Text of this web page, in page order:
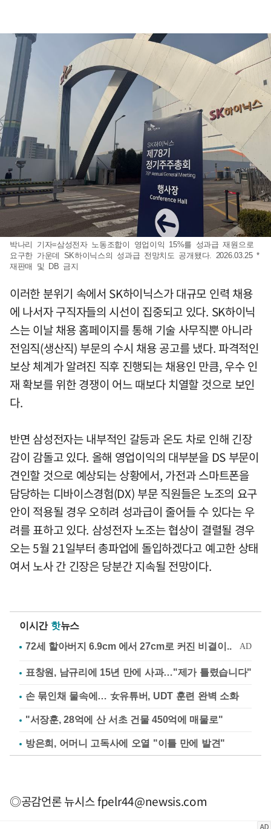
박나리 기자=삼성전자 노동조합이 영업이익 15%를 성과급 재원으로
요구한 가운데 SK하이닉스의 성과급 전망치도 공개됐다. 2026.03.25 *
재판매 및 DB 금지
이러한 분위기 속에서 SK하이닉스가 대규모 인력 채용
에 나서자 구직자들의 시선이 집중되고 있다. SK하이닉
스는 이날 채용 홈페이지를 통해 기술 사무직뿐 아니라
전임직(생산직) 부문의 수시 채용 공고를 냈다. 파격적인
보상 체계가 알려진 직후 진행되는 채용인 만큼, 우수 인
재 확보를 위한 경쟁이 어느 때보다 치열할 것으로 보인
다.
반면 삼성전자는 내부적인 갈등과 온도 차로 인해 긴장
감이 감돌고 있다. 올해 영업이익의 대부분을 DS 부문이
견인할 것으로 예상되는 상황에서, 가전과 스마트폰을
담당하는 디바이스경험(DX) 부문 직원들은 노조의 요구
안이 적용될 경우 오히려 성과급이 줄어들 수 있다는 우
려를 표하고 있다. 삼성전자 노조는 협상이 결렬될 경우
오는 5월 21일부터 총파업에 돌입하겠다고 예고한 상태
여서 노사 간 긴장은 당분간 지속될 전망이다.
이시간 핫뉴스
표창원, 남규리에 15년 만에 사과…"제가 틀렸습니다"
손 묶인채 물속에… 女유튜버, UDT 훈련 완벽 소화
"서장훈, 28억에 산 서초 건물 450억에 매물로"
방은희, 어머니 고독사에 오열 "이틀 만에 발견"
◎공감언론 뉴시스fpelr44@newsis.com